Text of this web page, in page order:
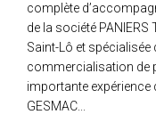
complète
de la société PANIERS
Saint-Lô et spécialisée
commercialisation de
importante expérience
GESMAC...